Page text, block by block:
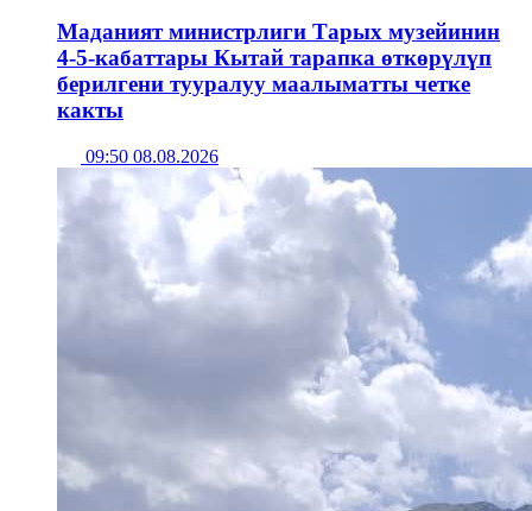
Маданият министрлиги Тарых музейинин
4-5-кабаттары Кытай тарапка өткөрүлүп
берилгени тууралуу маалыматты четке
какты
09:50 08.08.2026